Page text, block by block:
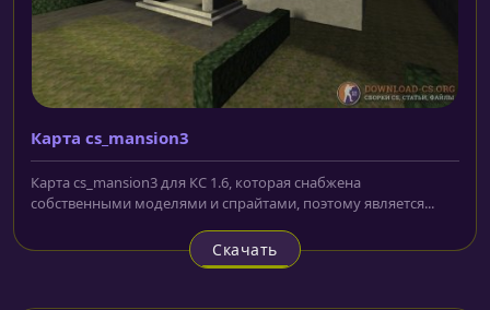
Карта cs_mansion3
Карта cs_mansion3 для КС 1.6, которая снабжена
собственными моделями и спрайтами, поэтому является...
Скачать